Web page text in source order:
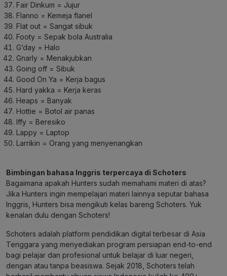
Fair Dinkum = Jujur
Flanno = Kemeja flanel
Flat out = Sangat sibuk
Footy = Sepak bola Australia
G’day = Halo
Gnarly = Menakjubkan
Going off = Sibuk
Good On Ya = Kerja bagus
Hard yakka = Kerja keras
Heaps = Banyak
Hottie = Botol air panas
Iffy = Beresiko
Lappy = Laptop
Larrikin = Orang yang menyenangkan
Bimbingan bahasa Inggris terpercaya di Schoters
Bagaimana apakah Hunters sudah memahami materi di atas?
Jika Hunters ingin mempelajari materi lainnya seputar bahasa
Inggris, Hunters bisa mengikuti kelas bareng Schoters. Yuk
kenalan dulu dengan Schoters!
Schoters adalah platform pendidikan digital terbesar di Asia
Tenggara yang menyediakan program persiapan end-to-end
bagi pelajar dan profesional untuk belajar di luar negeri,
dengan atau tanpa beasiswa. Sejak 2018, Schoters telah